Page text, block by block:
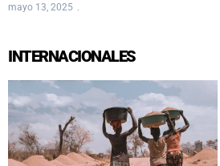
mayo 13, 2025
INTERNACIONALES